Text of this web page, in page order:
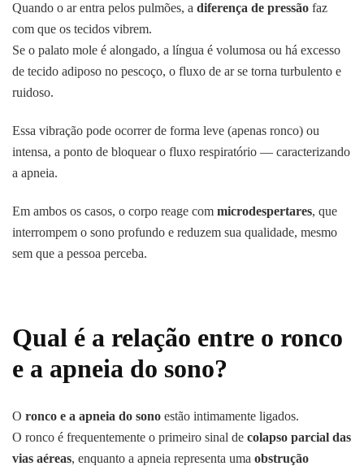
Quando o ar entra pelos pulmões, a diferença de pressão faz
com que os tecidos vibrem.
Se o palato mole é alongado, a língua é volumosa ou há excesso
de tecido adiposo no pescoço, o fluxo de ar se torna turbulento e
ruidoso.
Essa vibração pode ocorrer de forma leve (apenas ronco) ou
intensa, a ponto de bloquear o fluxo respiratório — caracterizando
a apneia.
Em ambos os casos, o corpo reage com microdespertares, que
interrompem o sono profundo e reduzem sua qualidade, mesmo
sem que a pessoa perceba.
Qual é a relação entre o ronco
e a apneia do sono?
O ronco e a apneia do sono estão intimamente ligados.
O ronco é frequentemente o primeiro sinal de colapso parcial das
vias aéreas, enquanto a apneia representa uma obstrução